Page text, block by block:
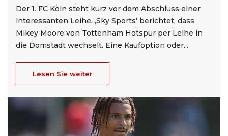
Der 1. FC Köln steht kurz vor dem Abschluss einer
interessanten Leihe. ‚Sky Sports‘ berichtet, dass
Mikey Moore von Tottenham Hotspur per Leihe in
die Domstadt wechselt. Eine Kaufoption oder...
Lesen Sie weiter